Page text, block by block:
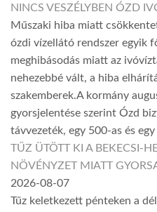
NINCS VESZÉLYBEN ÓZD
Műszaki hiba miatt
ózdi vízellátó rendszer egyik
meghibásodás miatt az
nehezebbé vált, a hiba
szakemberek.A kormány
gyorsjelentése szerint Ózd
távvezeték, egy 500-as és
TŰZ ÜTÖTT KI A BEKECSI-
NÖVÉNYZET MIATT
2026-08-07
Tűz keletkezett pénteken a